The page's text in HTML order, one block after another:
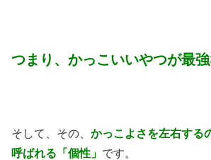
つまり、かっこいいやつが最強
そして、その、 かっこよさを左右する
呼ばれる「個性」 です。